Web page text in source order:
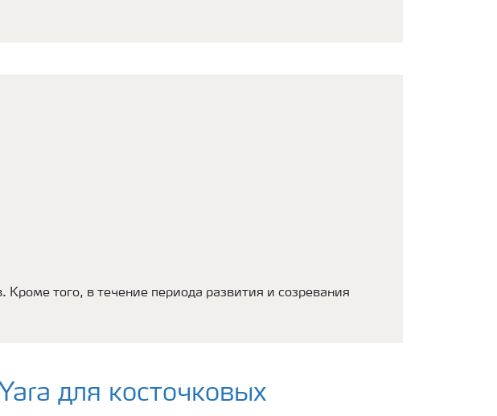
Кроме того, в течение периода развития и созревания
для косточковых